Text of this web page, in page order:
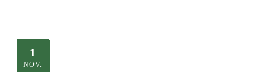
1
NOV.